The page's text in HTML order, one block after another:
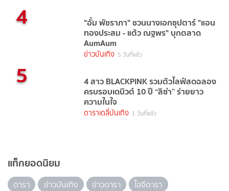
4 "อั้ม พัชราภา" ชวนนางเอกซุปตาร์ "แอน
ทองประสม - แต้ว ณฐพร" บุกตลาด
AumAum
ข่าวบันเทิง 5 วันที่แล้ว
5 4 สาว BLACKPINK รวมตัวไลฟ์สดฉลอง
ครบรอบเดบิวต์ 10 ปี “ลิซ่า” ร่ายยาว
ความในใจ
ดาราเดลี่บันเทิง 1 วันที่แล้ว
แท็กยอดนิยม
ดารา ข่าวบันเทิง ข่าวดารา
ไอจีดารา